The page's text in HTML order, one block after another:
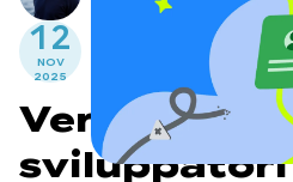
12
NOV
2025
Verifica